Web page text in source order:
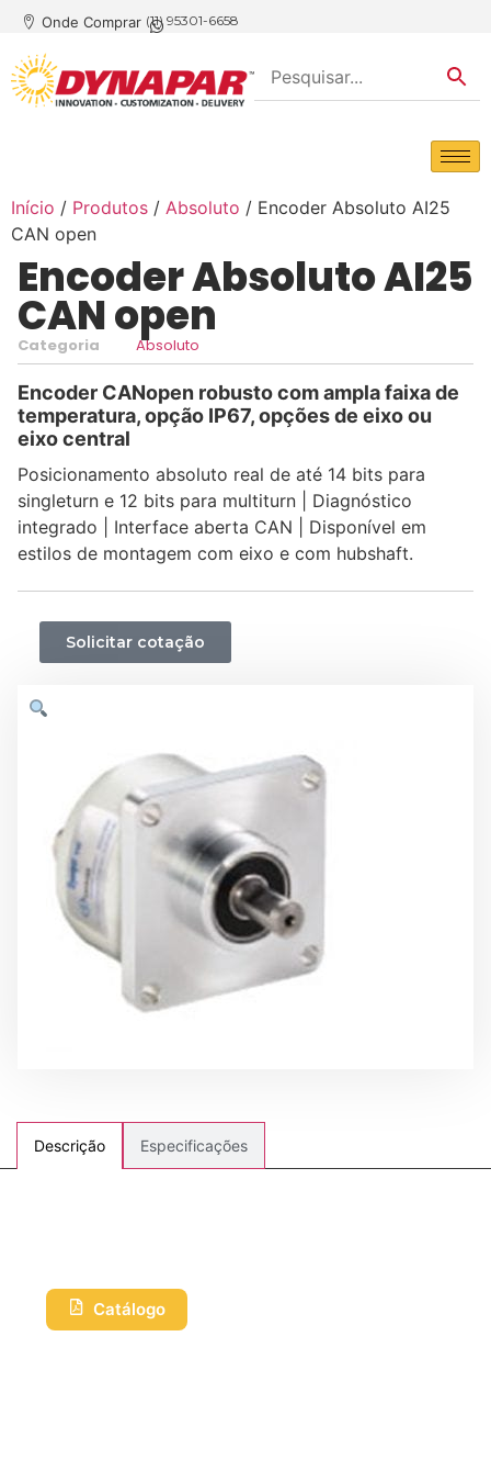
Onde Comprar (11) 95301-6658
Início / Produtos / Absoluto / Encoder Absoluto AI25
CAN open
Encoder Absoluto AI25
CAN open
Categoria Absoluto
Encoder CANopen robusto com ampla faixa de
temperatura, opção IP67, opções de eixo ou
eixo central
Posicionamento absoluto real de até 14 bits para
singleturn e 12 bits para multiturn | Diagnóstico
integrado | Interface aberta CAN | Disponível em
estilos de montagem com eixo e com hubshaft.
Solicitar cotação
Descrição Especificações
Catálogo